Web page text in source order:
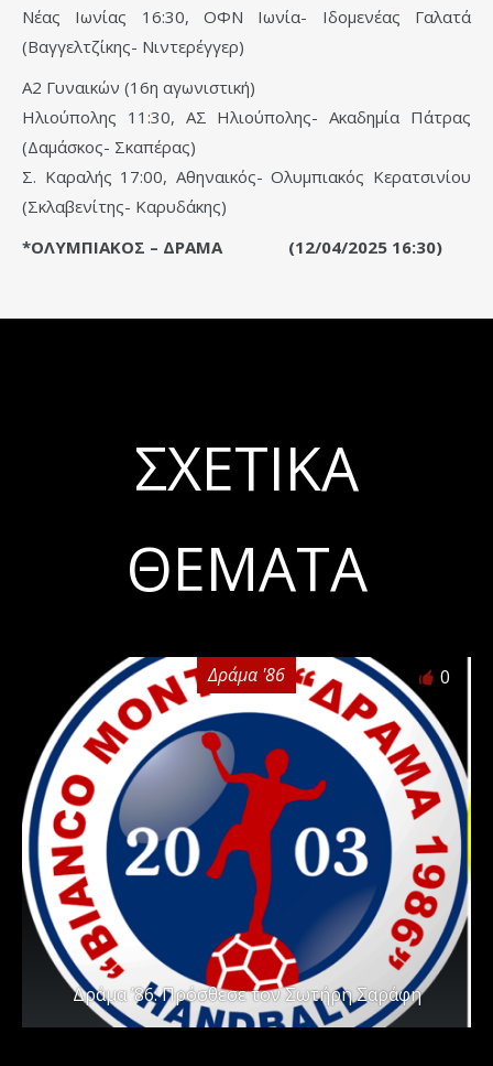
Νέας Ιωνίας 16:30, ΟΦΝ Ιωνία- Ιδομενέας Γαλατά
(Βαγγελτζίκης- Νιντερέγγερ)
Α2 Γυναικών (16η αγωνιστική)
Ηλιούπολης 11:30, ΑΣ Ηλιούπολης- Ακαδημία Πάτρας
(Δαμάσκος- Σκαπέρας)
Σ. Καραλής 17:00, Αθηναικός- Ολυμπιακός Κερατσινίου
(Σκλαβενίτης- Καρυδάκης)
*ΟΛΥΜΠΙΑΚΟΣ – ΔΡΑΜΑ (12/04/2025 16:30)
ΣΧΕΤΙΚΆ
ΘΈΜΑΤΑ
Δράμα '86 0
Δράμα ’86: Πρόσθεσε τον Σωτήρη Σαράφη